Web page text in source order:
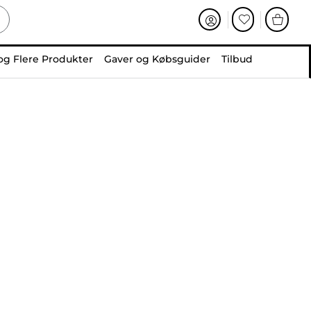
Flere Produkter Gaver og Købsguider Tilbud